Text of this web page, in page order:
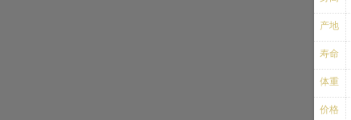
产地
寿命
体重
价格